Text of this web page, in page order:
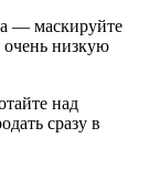
— маскируйте
низкую
над
сразу в